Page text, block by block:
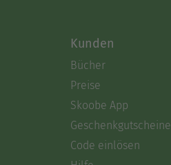
Kunden
Bücher
Preise
Skoobe App
Geschenkgutscheine
Code einlösen